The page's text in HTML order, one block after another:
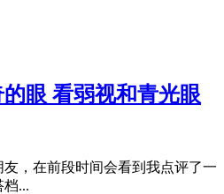
眼 看弱视和青光眼
，在前段时间会看到我点评了一
...